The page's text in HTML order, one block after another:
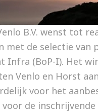
B.V. wenst tot
met de selectie van
Infra (BoP-I). Het
Venlo en Horst
voor het
de